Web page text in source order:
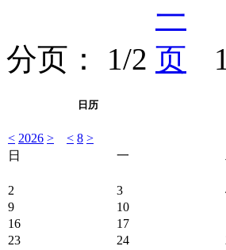
分页： 1/2 1
日历
< 2026 > < 8 >
日
一
2 3
9
10
16
17
23
24